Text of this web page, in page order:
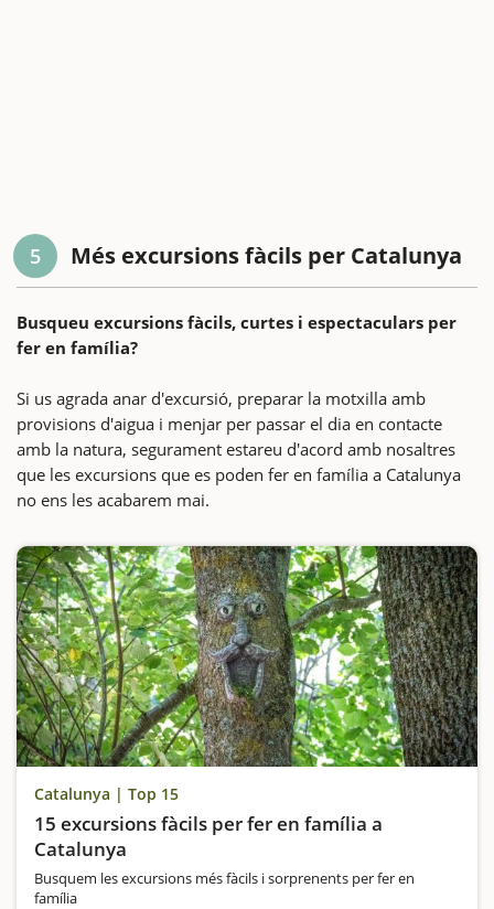
5 Més excursions fàcils per Catalunya
Busqueu excursions fàcils, curtes i espectaculars per
fer en família?
Si us agrada anar d'excursió, preparar la motxilla amb
provisions d'aigua i menjar per passar el dia en contacte
amb la natura, segurament estareu d'acord amb nosaltres
que les excursions que es poden fer en família a Catalunya
no ens les acabarem mai.
Catalunya | Top 15
15 excursions fàcils per fer en família a
Catalunya
Busquem les excursions més fàcils i sorprenents per fer en
família